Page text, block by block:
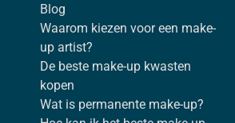
Blog
Waarom kiezen voor een make-
up artist?
De beste make-up kwasten
kopen
Wat is permanente make-up?